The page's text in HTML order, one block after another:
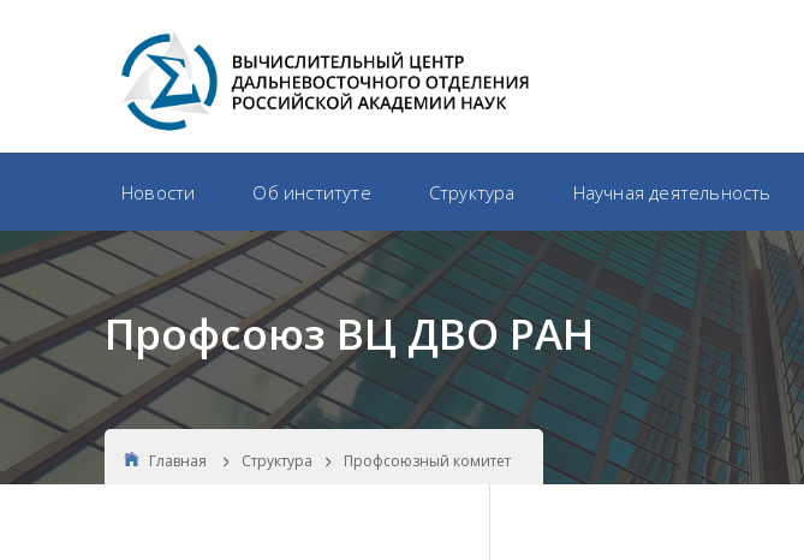
Новости Об институте Структура Научная деятельность
Профсоюз ВЦ ДВО РАН
Главная Структура Профсоюзный комитет